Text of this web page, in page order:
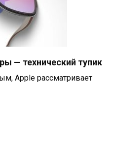
— технический тупик
Apple рассматривает